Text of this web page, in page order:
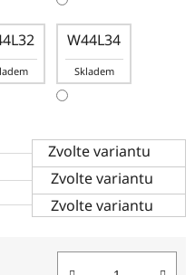
W44L34
Skladem
Zvolte variantu
Zvolte variantu
Zvolte variantu